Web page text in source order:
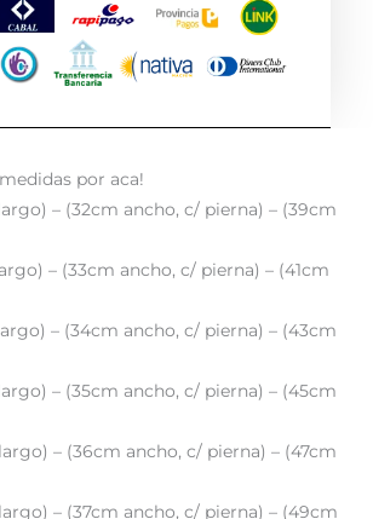
por aca!
– (32cm ancho, c/ pierna) – (39cm
– (33cm ancho, c/ pierna) – (41cm
– (34cm ancho, c/ pierna) – (43cm
– (35cm ancho, c/ pierna) – (45cm
– (36cm ancho, c/ pierna) – (47cm
– (37cm ancho, c/ pierna) – (49cm